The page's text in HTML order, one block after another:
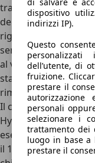
dispositivo
indirizzi IP).
Questo
dell’utente, di
fruizione.
prestare il
personali
selezionare i
trattamento dei
luogo in base a
prestare il
trasformato
della Corolla. Con
rigido e uno schema
serie su tutte le
al volante preciso e
stabile e piatta,
rimpiangere berline
Il cuore pulsante
Hybrid, giunto alla
esemplari
il 1.8 HEV da 140 CV,